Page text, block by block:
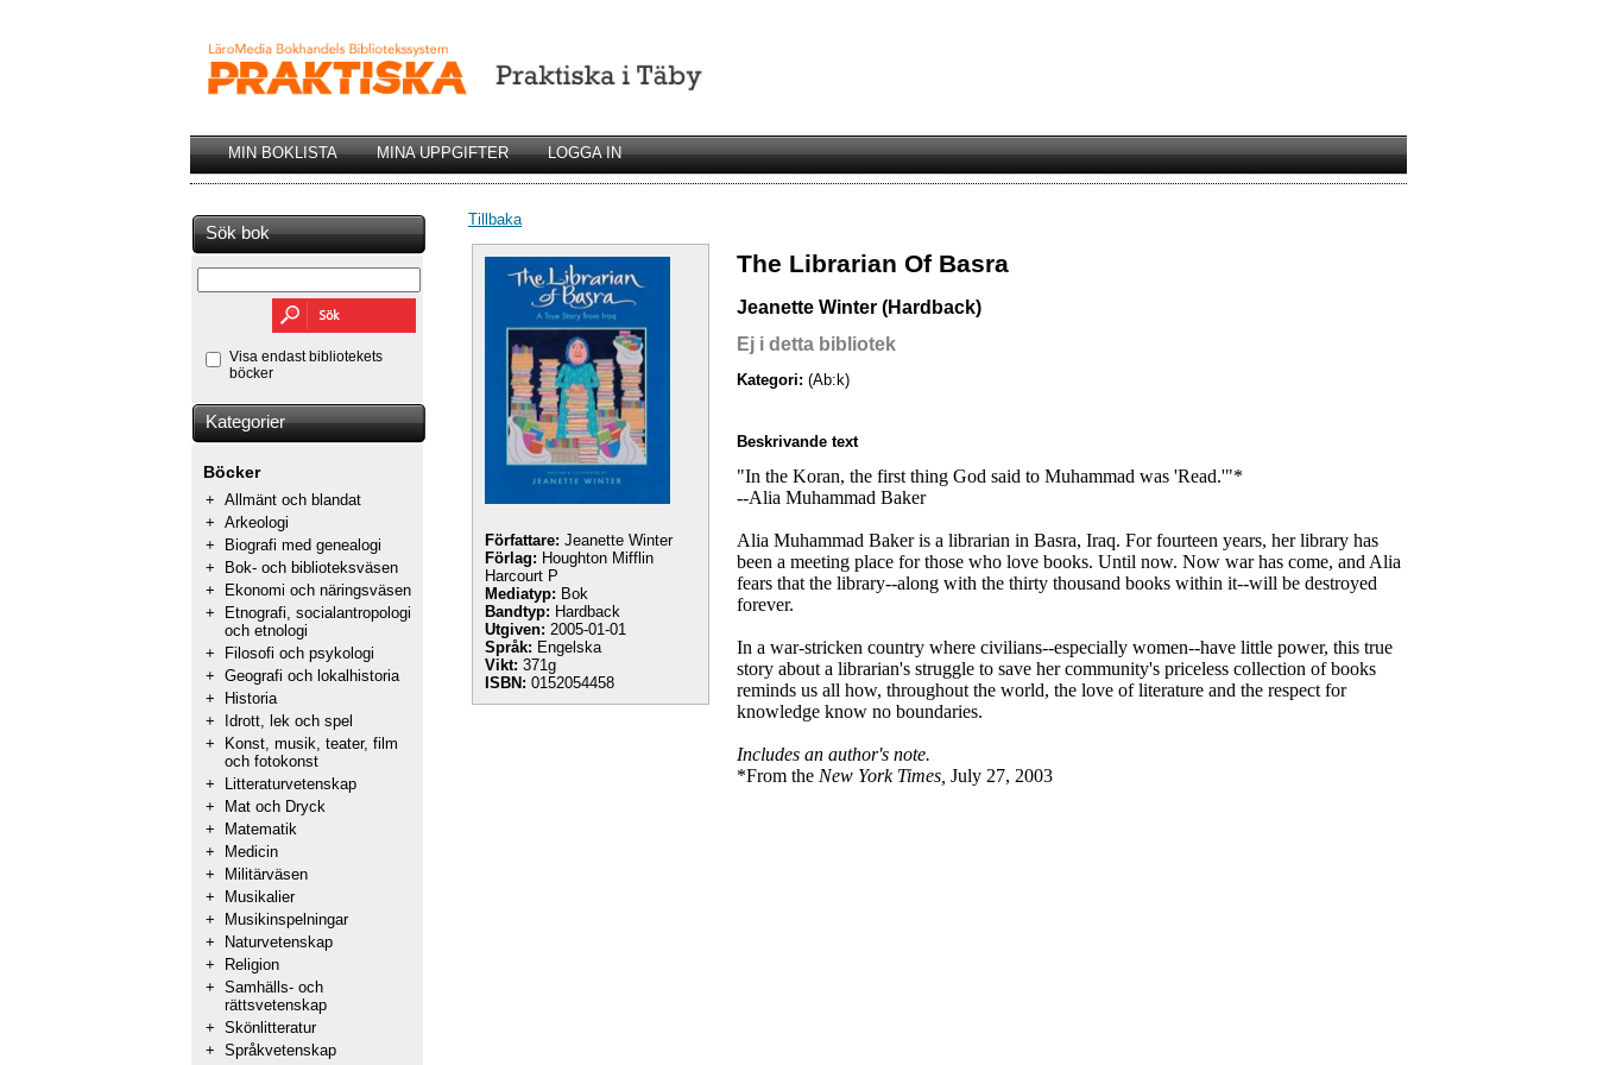
MIN BOKLISTA MINA UPPGIFTER LOGGA IN
Sök bok
Visa endast bibliotekets
böcker
Kategorier
Böcker
+ Allmänt och blandat
+ Arkeologi
+
Biografi med genealogi
+
Bok- och biblioteksväsen
+
Ekonomi och näringsväsen
+
Etnografi, socialantropologi
och etnologi
+
Filosofi och psykologi
+ Geografi och lokalhistoria
+
Historia
+
Idrott, lek och spel
+
Konst, musik, teater, film
och fotokonst
+
Litteraturvetenskap
+
Mat och Dryck
+
Matematik
+
Medicin
+
Militärväsen
+
Musikalier
+
Musikinspelningar
+
Naturvetenskap
+
Religion
+ Samhälls- och
rättsvetenskap
+ Skönlitteratur
+ Språkvetenskap
Tillbaka
Författare: Jeanette Winter
Förlag: Houghton Mifflin
Harcourt P
Mediatyp: Bok
Bandtyp: Hardback
Utgiven: 2005-01-01
Språk: Engelska
Vikt: 371g
ISBN: 0152054458
The Librarian Of Basra
Jeanette Winter (Hardback)
Ej i detta bibliotek
Kategori: (Ab:k)
Beskrivande text
"In the Koran, the first thing God said to Muhammad was 'Read.'"*
--Alia Muhammad Baker
Alia Muhammad Baker is a librarian in Basra, Iraq. For fourteen years, her library has
been a meeting place for those who love books. Until now. Now war has come, and Alia
fears that the library--along with the thirty thousand books within it--will be destroyed
forever.
In a war-stricken country where civilians--especially women--have little power, this true
story about a librarian's struggle to save her community's priceless collection of books
reminds us all how, throughout the world, the love of literature and the respect for
knowledge know no boundaries.
Includes an author's note.
*From the New York Times, July 27, 2003